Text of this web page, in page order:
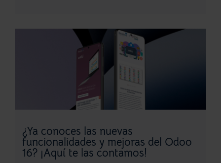
¿Ya conoces las nuevas
funcionalidades y mejoras del Odoo
16? ¡Aquí te las contamos!